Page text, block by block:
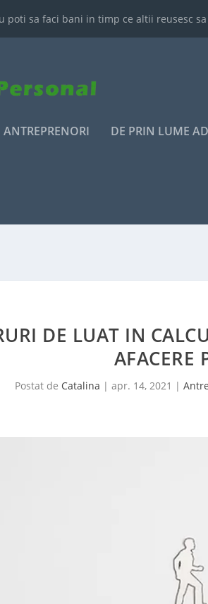
poti sa faci bani in timp ce altii reusesc sa
ANTREPRENORI DE PRIN LUME
DE LUAT IN
AFACERE
Postat de Catalina |apr. 14, 2021 |